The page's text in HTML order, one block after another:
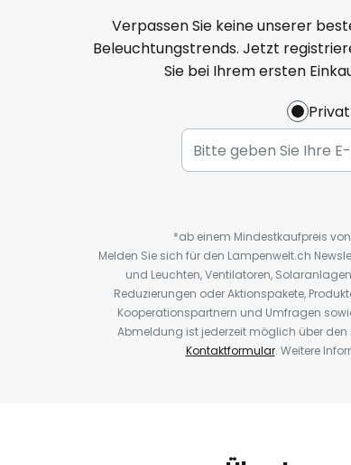
Verpassen Sie keine unserer
Beleuchtungstrends. Jetzt
Sie bei Ihrem ersten
*ab einem Mindestkaufpreis von
Melden Sie sich für den Lampenwelt.ch
und Leuchten, Ventilatoren,
Reduzierungen oder Aktionspakete,
Kooperationspartnern und Umfragen
Abmeldung ist jederzeit möglich über den
Kontaktformular. Weitere